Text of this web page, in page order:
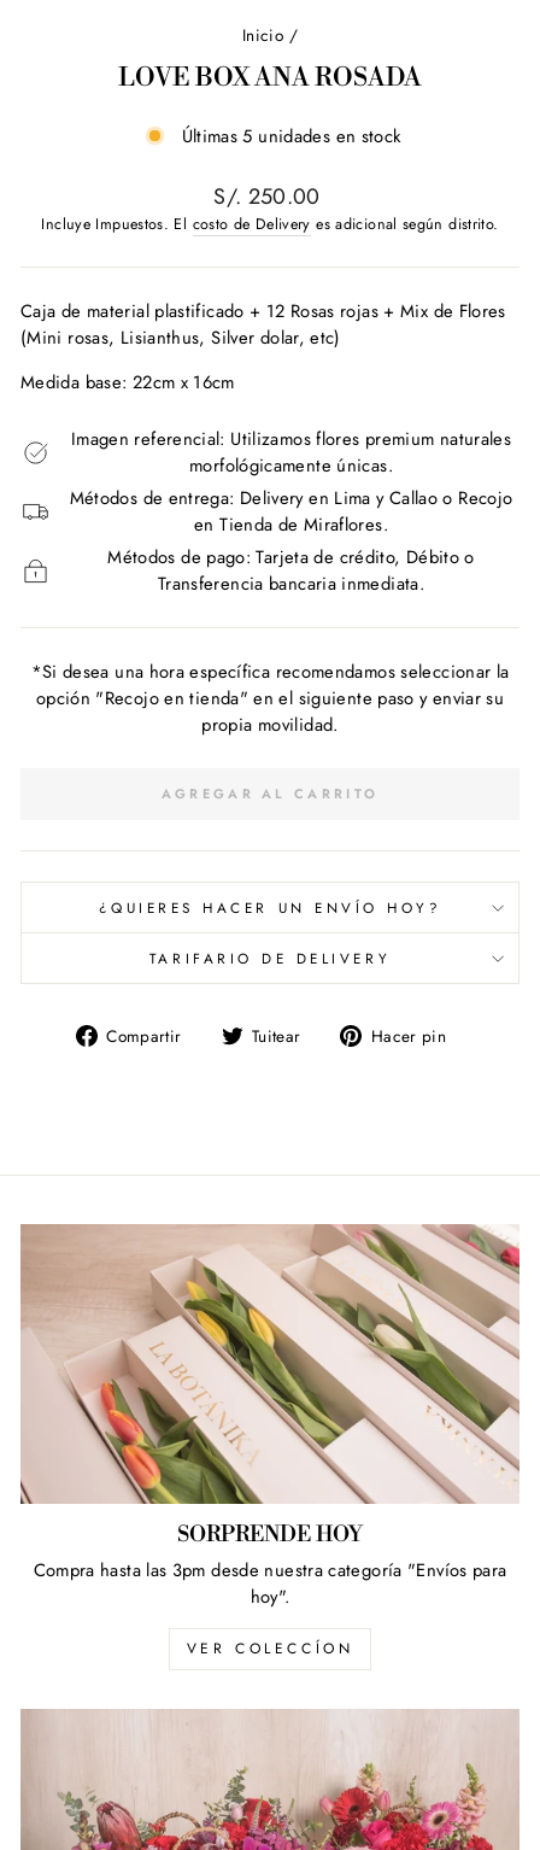
Inicio /
LOVE BOX ANA ROSADA
Últimas 5 unidades en stock
Precio
habitual
S/. 250.00
Incluye Impuestos. El costo de Delivery es adicional según distrito.
Caja de material plastificado + 12 Rosas rojas + Mix de Flores
(Mini rosas, Lisianthus, Silver dolar, etc)
Medida base: 22cm x 16cm
Imagen referencial: Utilizamos flores premium naturales
morfológicamente únicas.
Métodos de entrega: Delivery en Lima y Callao o Recojo
en Tienda de Miraflores.
Métodos de pago: Tarjeta de crédito, Débito o
Transferencia bancaria inmediata.
*Si desea una hora específica recomendamos seleccionar la
opción "Recojo en tienda" en el siguiente paso y enviar su
propia movilidad.
AGREGAR AL CARRITO
¿QUIERES HACER UN ENVÍO HOY?
TARIFARIO DE DELIVERY
Compartir
CompartirTuitear
Tuitear Hacer pin
SORPRENDE HOY
Compra hasta las 3pm desde nuestra categoría "Envíos para
hoy".
VER COLECCÍON